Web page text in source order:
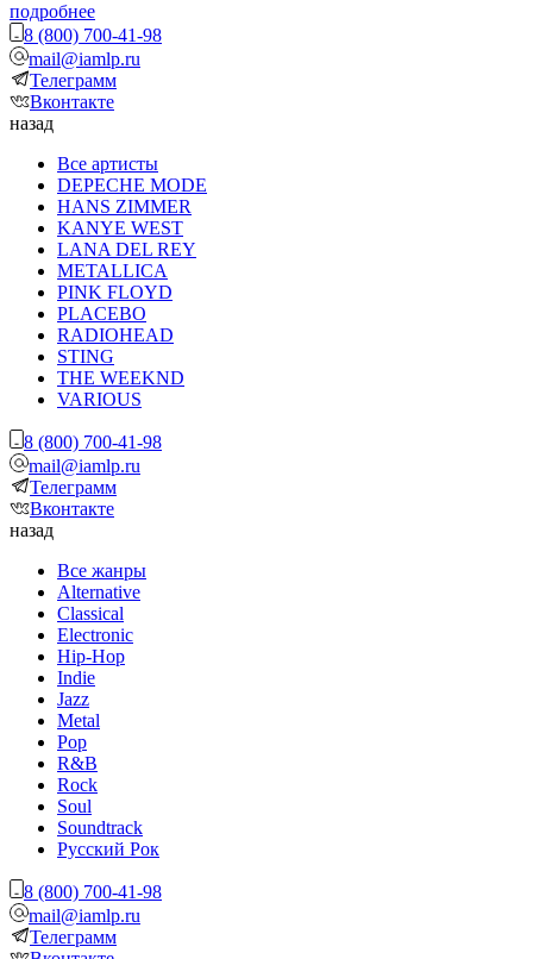
подробнее
8 (800) 700-41-98
mail@iamlp.ru
Телеграмм
Вконтакте
назад
Все артисты
DEPECHE MODE
HANS ZIMMER
KANYE WEST
LANA DEL REY
METALLICA
PINK FLOYD
PLACEBO
RADIOHEAD
STING
THE WEEKND
VARIOUS
8 (800) 700-41-98
mail@iamlp.ru
Телеграмм
Вконтакте
назад
Все жанры
Alternative
Classical
Electronic
Hip-Hop
Indie
Jazz
Metal
Pop
R&B
Rock
Soul
Soundtrack
Русский Рок
8 (800) 700-41-98
mail@iamlp.ru
Телеграмм